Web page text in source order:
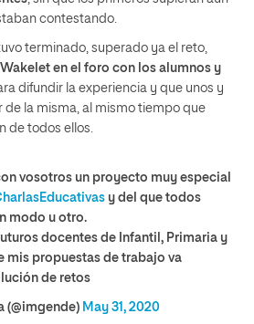
contestando.
terminado, superado ya el reto,
en el foro con los alumnos y
difundir la experiencia y que unos y
la misma, al mismo tiempo que
de todos ellos.
vosotros un proyecto muy especial
y del que todos
modo u otro.
docentes de Infantil, Primaria y
mis propuestas de trabajo va
de retos
(@imgende) May 31, 2020